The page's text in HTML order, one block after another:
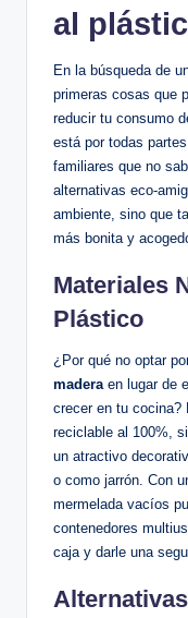
al
En la búsqueda de
primeras cosas que
reducir tu consumo
está por todas
familiares que no
alternativas eco-
ambiente, sino que
más bonita y
Materiales
Plástico
¿Por qué no optar
maderaen lugar de
crecer en tu cocina?
reciclable al 100%,
un atractivo
o como jarrón. Con
mermelada vacíos
contenedores
caja y darle una